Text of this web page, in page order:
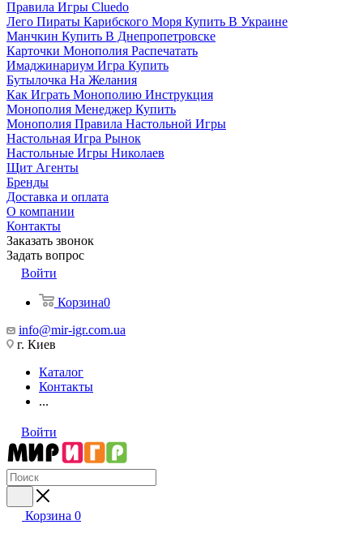
Правила Игры Cluedo
Лего Пираты Карибского Моря Купить В Украине
Манчкин Купить В Днепропетровске
Карточки Монополия Распечатать
Имаджинариум Игра Купить
Бутылочка На Желания
Как Играть Монополию Инструкция
Монополия Менеджер Купить
Монополия Правила Настольной Игры
Настольная Игра Рынок
Настольные Игры Николаев
Щит Агенты
Бренды
Доставка и оплата
О компании
Контакты
Заказать звонок
Задать вопрос
Войти
Корзина0
info@mir-igr.com.ua
г. Киев
Каталог
Контакты
...
Войти
Корзина 0